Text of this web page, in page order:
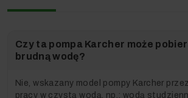
Obawiasz się o serwis urządzenia
Internet? Już nie musisz!
Czy ta pompa Karcher może
brudną wodę?
Nie, wskazany model pompy Karcher
pracy w czystą wodą, np.: wodą